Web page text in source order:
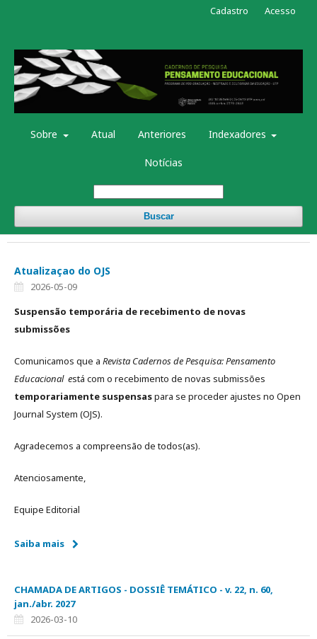
Sobre Atual Anteriores Indexadores
Notícias
Buscar
Cadastro Acesso
Atualizaçao do OJS
2026-05-09
Suspensão temporária de recebimento de novas
submissões
Comunicamos que a Revista Cadernos de Pesquisa: Pensamento
Educacional está com o recebimento de novas submissões
temporariamente suspensaspara se proceder ajustes no Open
Journal System (OJS).
Agradecemos a compreensão de todos(as).
Atenciosamente,
Equipe Editorial
Saiba mais
CHAMADA DE ARTIGOS - DOSSIÊ TEMÁTICO - v. 22, n. 60,
jan./abr. 2027
2026-03-10